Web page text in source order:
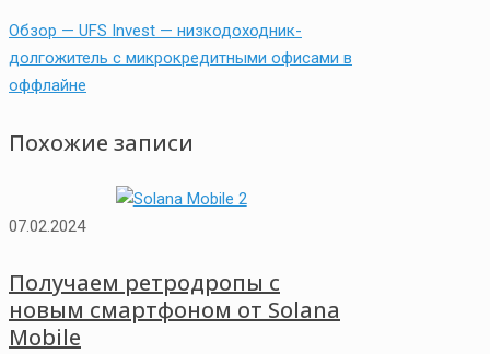
Обзор — UFS Invest — низкодоходник-
долгожитель с микрокредитными офисами в
оффлайне
Похожие записи
07.02.2024
Получаем ретродропы с
новым смартфоном от Solana
Mobile